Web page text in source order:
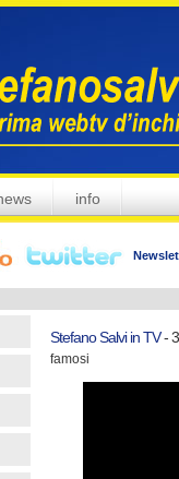
info
Stefano Salvi in TV-
famosi